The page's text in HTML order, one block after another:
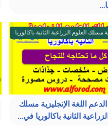
مسلك العلوم الزراعية الثانية باكالوريا
اللغة الإنجليزية مسلك
الثانية باكالوريا في...